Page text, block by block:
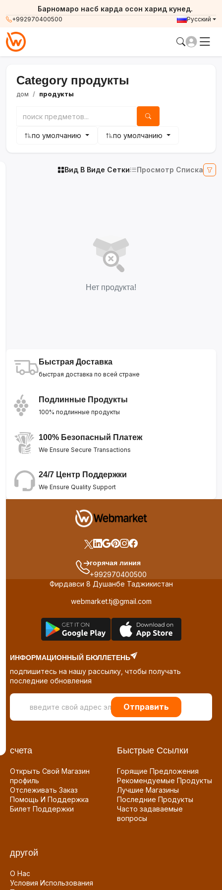
+992970400500
Барномаро насб карда осон харид кунед.
Русский
Category продукты
дом продукты
по умолчанию по умолчанию
Вид В Виде Сетки Просмотр Списка
Нет продукта!
Быстрая Доставка
быстрая доставка по всей стране
Подлинные Продукты
100% подлинные продукты
100% Безопасный Платеж
We Ensure Secure Transactions
24/7 Центр Поддержки
We Ensure Quality Support
горячая линия
+992970400500
Фирдавси 8 Душанбе Таджикистан
webmarket.tj@gmail.com
ИНФОРМАЦИОННЫЙ БЮЛЛЕТЕНЬ
подпишитесь на нашу рассылку, чтобы получать
последние обновления
Отправить
счета
Открыть Свой Магазин
профиль
Отслеживать Заказ
Помощь И Поддержка
Билет Поддержки
Быстрые Ссылки
Горящие Предложения
Рекомендуемые Продукты
Лучшие Магазины
Последние Продукты
Часто задаваемые
вопросы
другой
О Нас
Условия Использования